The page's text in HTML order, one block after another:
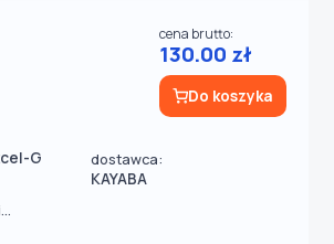
G
dostawca:
KAYABA
cena brutto:
130.00 zł
Do koszyka